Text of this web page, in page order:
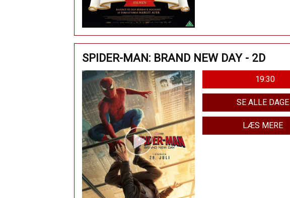
SPIDER-MAN: BRAND NEW DAY - 2D
19:30
SE ALLE DAGE
LÆS MERE